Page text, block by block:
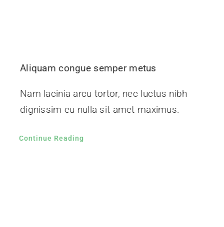
Aliquam congue semper metus
Nam lacinia arcu tortor, nec luctus nibh
dignissim eu nulla sit amet maximus.
Continue Reading